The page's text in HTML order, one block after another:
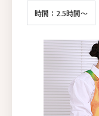
時間：2.5時間～